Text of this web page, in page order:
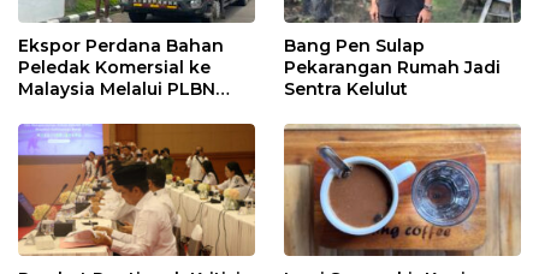
Ekspor Perdana Bahan
Peledak Komersial ke
Malaysia Melalui PLBN
Bang Pen Sulap
Pekarangan Rumah Jadi
Sentra Kelulut